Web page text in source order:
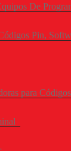
De
Pin,
para Códigos